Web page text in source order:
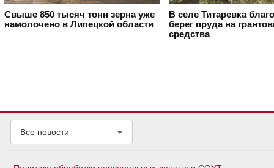
Свыше 850 тысяч тонн зерна уже
намолочено в Липецкой области
В селе Титаревка
берег пруда на
средства
Все новости